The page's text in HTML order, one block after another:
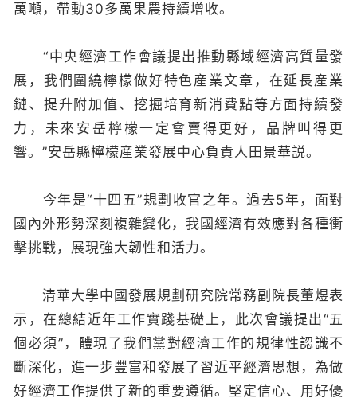
萬噸，帶動30多萬果農持續增收。
“中央經濟工作會議提出推動縣域經濟高質量發
展，我們圍繞檸檬做好特色産業文章，在延長産業
鏈、提升附加值、挖掘培育新消費點等方面持續發
力，未來安岳檸檬一定會賣得更好，品牌叫得更
響。”安岳縣檸檬産業發展中心負責人田景華説。
今年是“十四五”規劃收官之年。過去5年，面對
國內外形勢深刻複雜變化，我國經濟有效應對各種衝
擊挑戰，展現強大韌性和活力。
清華大學中國發展規劃研究院常務副院長董煜表
示，在總結近年工作實踐基礎上，此次會議提出“五
個必須”，體現了我們黨對經濟工作的規律性認識不
斷深化，進一步豐富和發展了習近平經濟思想，為做
好經濟工作提供了新的重要遵循。堅定信心、用好優